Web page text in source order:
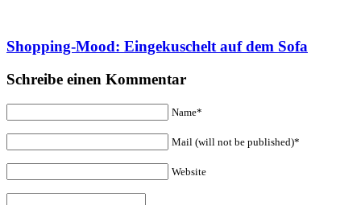
Shopping-Mood: Eingekuschelt auf dem Sofa
Schreibe einen Kommentar
Name*
Mail (will not be published)*
Website